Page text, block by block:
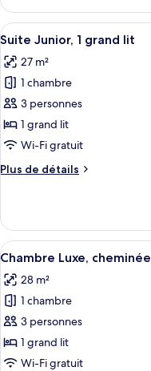
Standard
le
type
de
Chambre
Double
Standard
Afficher
toutes
les
photos
pour
ce
type
chambre :
grand
lit
5
Suite Junior, 1 grand lit
27 m²
1 chambre
3 personnes
1 grand lit
Wi-Fi gratuit
Plus de détails
Plus
le
type
de
Suite
Junior,
grand
lit
Afficher
toutes
les
photos
pour
ce
type
4
Chambre Luxe, cheminée
28 m²
1 chambre
3 personnes
1 grand lit
Wi-Fi gratuit